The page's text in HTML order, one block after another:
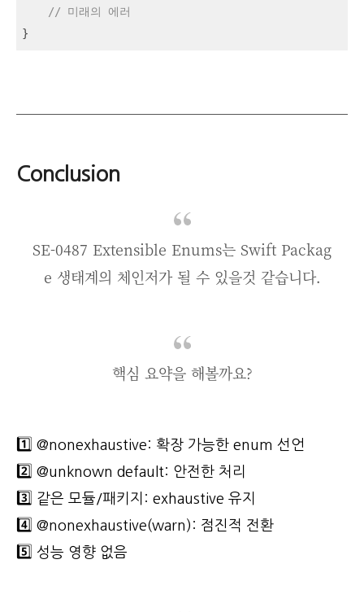
// 미래의 에러
}
Conclusion
SE-0487 Extensible Enums는 Swift Packag
e 생태계의 체인저가 될 수 있을것 같습니다.
핵심 요약을 해볼까요?
1️⃣ @nonexhaustive: 확장 가능한 enum 선언
2️⃣ @unknown default: 안전한 처리
3️⃣ 같은 모듈/패키지: exhaustive 유지
4️⃣ @nonexhaustive(warn): 점진적 전환
5️⃣ 성능 영향 없음